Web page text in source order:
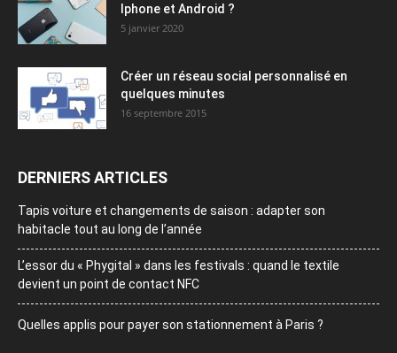
Iphone et Android ?
5 janvier 2020
Créer un réseau social personnalisé en
quelques minutes
16 septembre 2015
DERNIERS ARTICLES
Tapis voiture et changements de saison : adapter son
habitacle tout au long de l’année
L’essor du « Phygital » dans les festivals : quand le textile
devient un point de contact NFC
Quelles applis pour payer son stationnement à Paris ?